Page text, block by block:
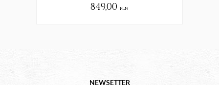
849,00 pln
NEWSETTER